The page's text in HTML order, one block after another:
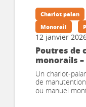
Chariot palan
Monorail
12 janvier
Poutres de
monorails –
Un chariot-
de
ou manuel